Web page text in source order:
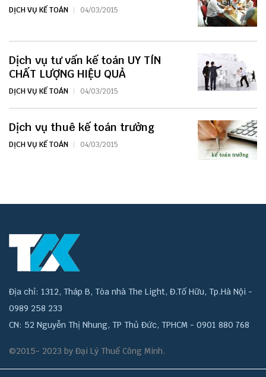
DỊCH VỤ KẾ TOÁN 04/03/2015
Dịch vụ tư vấn kế toán UY TÍN
CHẤT LƯỢNG HIỆU QUẢ
DỊCH VỤ KẾ TOÁN 04/03/2015
Dịch vụ thuê kế toán trưởng
DỊCH VỤ KẾ TOÁN 04/03/2015
Địa chỉ: 1312, Tháp B, Tòa nhà The Light, Đ.Tố Hữu, Tp.Hà Nội -
0989 258 233
CN: 52 Nguyễn Thị Nhung, TP Thủ Đức, TPHCM - 0901 880 768
©2015- 2023 by Đại Lý Thuế Công Minh.